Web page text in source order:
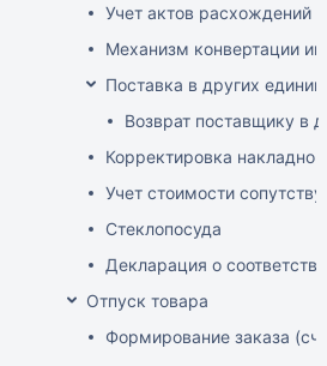
Учет актов расхождений
Механизм конвертации
Поставка в других
Возврат поставщику в
Корректировка накладной
Учет стоимости
Стеклопосуда
Декларация о соответствии
Отпуск товара
Формирование заказа